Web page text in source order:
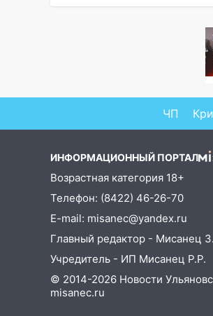
В Инзе
13:00 В суде защитили
репутацию мужчины,
необоснованно
животными
12:28 Миллион на
в Ульяновской области
перевозчик провернул
схему с чужими
12:10 Ульяновский
накопил 120 тысяч
11:49 Снят режим
ЧП
ИНФОРМАЦИОННЫЙ ПОРТАЛ
Возрастная категория 18+
Телефон: (8422) 46-26-70
E-mail: misanec@yandex.ru
Главный редактор - Мисанец
Учредитель - ИП Мисанец Р.Р.
© 2014-2026 Новости
misanec.ru